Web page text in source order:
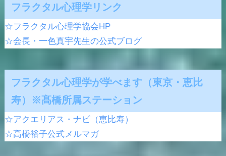
フラクタル心理学リンク
☆フラクタル心理学協会HP
☆会長・一色真宇先生の公式ブログ
フラクタル心理学が学べます（東京・恵比
寿）※髙橋所属ステーション
☆アクエリアス・ナビ（恵比寿）
☆高橋裕子公式メルマガ